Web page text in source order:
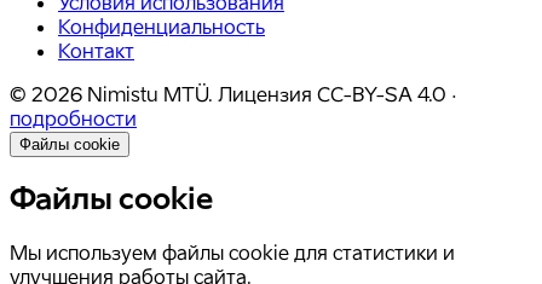
Конфиденциальность
Контакт
© 2026 Nimistu MTÜ. Лицензия CC-BY-SA 4.0 ·
подробности
Файлы cookie
Файлы cookie
Мы используем файлы cookie для статистики и
улучшения работы сайта.